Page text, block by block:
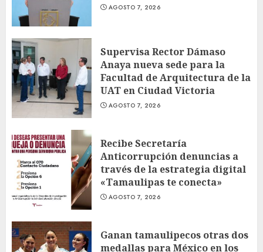
AGOSTO 7, 2026
Supervisa Rector Dámaso
Anaya nueva sede para la
Facultad de Arquitectura de la
UAT en Ciudad Victoria
AGOSTO 7, 2026
Recibe Secretaría
Anticorrupción denuncias a
través de la estrategia digital
«Tamaulipas te conecta»
AGOSTO 7, 2026
Ganan tamaulipecos otras dos
medallas para México en los